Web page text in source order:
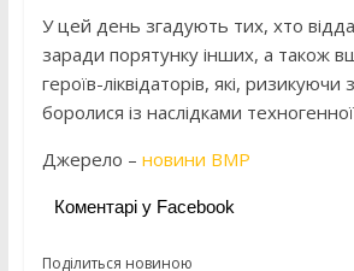
У цей день згадують тих, хто
заради порятунку інших, а також
героїв-ліквідаторів, які, ризикуючи
боролися із наслідками
Джерело – новини ВМР
Коментарі у Facebook
Поділиться новиною